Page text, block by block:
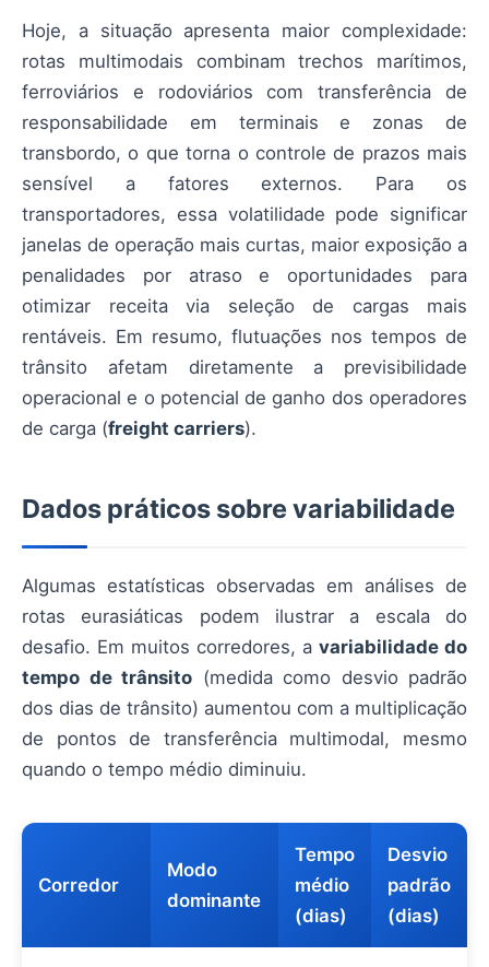
Hoje, a situação apresenta maior complexidade:
rotas multimodais combinam trechos marítimos,
ferroviários e rodoviários com transferência de
responsabilidade em terminais e zonas de
transbordo, o que torna o controle de prazos mais
sensível a fatores externos. Para os
transportadores, essa volatilidade pode significar
janelas de operação mais curtas, maior exposição a
penalidades por atraso e oportunidades para
otimizar receita via seleção de cargas mais
rentáveis. Em resumo, flutuações nos tempos de
trânsito afetam diretamente a previsibilidade
operacional e o potencial de ganho dos operadores
de carga (freight carriers).
Dados práticos sobre variabilidade
Algumas estatísticas observadas em análises de
rotas eurasiáticas podem ilustrar a escala do
desafio. Em muitos corredores, a variabilidade do
tempo de trânsito (medida como desvio padrão
dos dias de trânsito) aumentou com a multiplicação
de pontos de transferência multimodal, mesmo
quando o tempo médio diminuiu.
Corredor
Modo
dominante
Tempo
médio
(dias)
Desvio
padrão
(dias)